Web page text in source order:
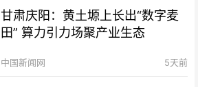
甘肃庆阳：黄土塬上长出“数字麦
田” 算力引力场聚产业生态
中国新闻网 5天前